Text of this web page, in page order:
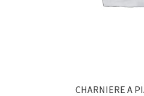
CHARNIERE A